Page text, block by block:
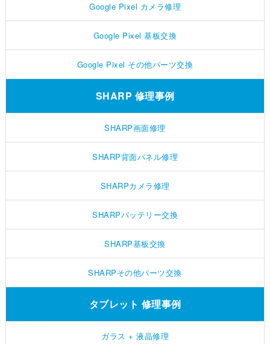
Google Pixel カメラ修理
Google Pixel 基板交換
Google Pixel その他パーツ交換
SHARP 修理事例
SHARP画面修理
SHARP背面パネル修理
SHARPカメラ修理
SHARPバッテリー交換
SHARP基板交換
SHARPその他パーツ交換
タブレット 修理事例
ガラス + 液晶修理